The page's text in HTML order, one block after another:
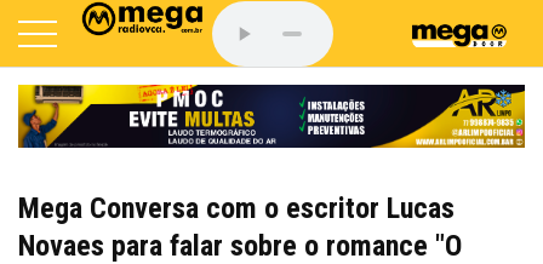
Mega Conversa com o escritor Lucas
Novaes para falar sobre o romance "O